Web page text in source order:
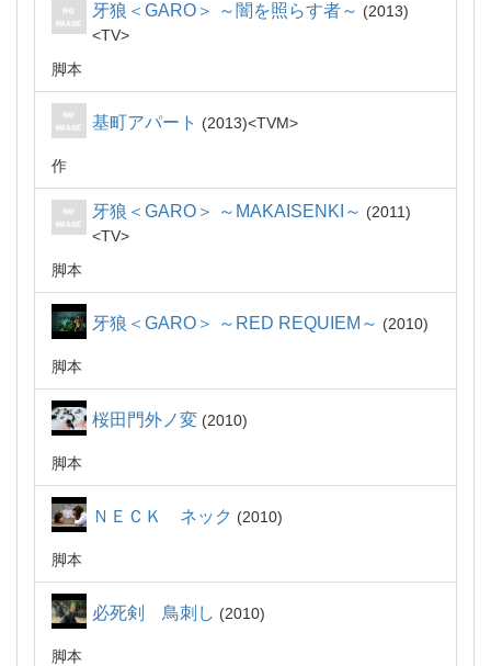
牙狼＜GARO＞ ～闇を照らす者～
2013
TV
脚本
基町アパート 2013 TVM
作
牙狼＜GARO＞ ～MAKAISENKI～
2011
TV
脚本
牙狼＜GARO＞ ～RED REQUIEM～ 2010
脚本
桜田門外ノ変 2010
脚本
ＮＥＣＫ ネック 2010
脚本
必死剣 鳥刺し 2010
脚本